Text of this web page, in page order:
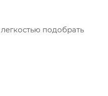
легкостью подобрать